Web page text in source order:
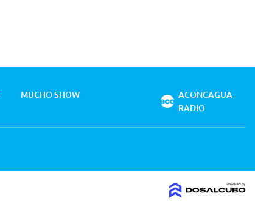
MUCHO SHOW
ACONCAGUA
RADIO